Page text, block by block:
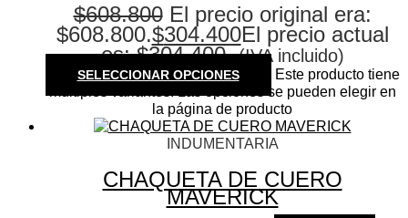
$608.800 El precio original era:
$608.800.$304.400El precio actual
es: $304.400. (IVA incluido)
SELECCIONAR OPCIONES
Este producto tiene
múltiples variantes. Las opciones se pueden elegir en
la página de producto
INDUMENTARIA
CHAQUETA DE CUERO
MAVERICK